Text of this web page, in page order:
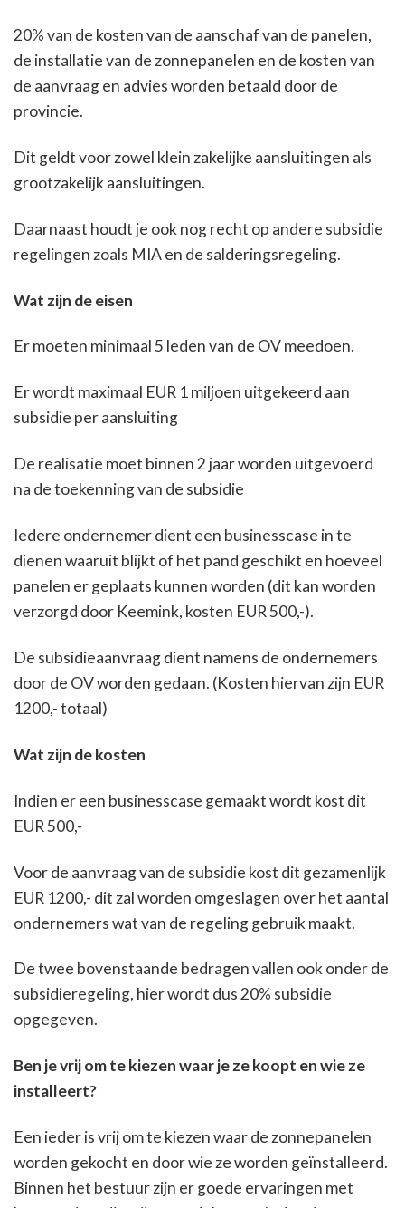
20% van de kosten van de aanschaf van de panelen,
de installatie van de zonnepanelen en de kosten van
de aanvraag en advies worden betaald door de
provincie.
Dit geldt voor zowel klein zakelijke aansluitingen als
grootzakelijk aansluitingen.
Daarnaast houdt je ook nog recht op andere subsidie
regelingen zoals MIA en de salderingsregeling.
Wat zijn de eisen
Er moeten minimaal 5 leden van de OV meedoen.
Er wordt maximaal EUR 1 miljoen uitgekeerd aan
subsidie per aansluiting
De realisatie moet binnen 2 jaar worden uitgevoerd
na de toekenning van de subsidie
Iedere ondernemer dient een businesscase in te
dienen waaruit blijkt of het pand geschikt en hoeveel
panelen er geplaats kunnen worden (dit kan worden
verzorgd door Keemink, kosten EUR 500,-).
De subsidieaanvraag dient namens de ondernemers
door de OV worden gedaan. (Kosten hiervan zijn EUR
1200,- totaal)
Wat zijn de kosten
Indien er een businesscase gemaakt wordt kost dit
EUR 500,-
Voor de aanvraag van de subsidie kost dit gezamenlijk
EUR 1200,- dit zal worden omgeslagen over het aantal
ondernemers wat van de regeling gebruik maakt.
De twee bovenstaande bedragen vallen ook onder de
subsidieregeling, hier wordt dus 20% subsidie
opgegeven.
Ben je vrij om te kiezen waar je ze koopt en wie ze
installeert?
Een ieder is vrij om te kiezen waar de zonnepanelen
worden gekocht en door wie ze worden geïnstalleerd.
Binnen het bestuur zijn er goede ervaringen met